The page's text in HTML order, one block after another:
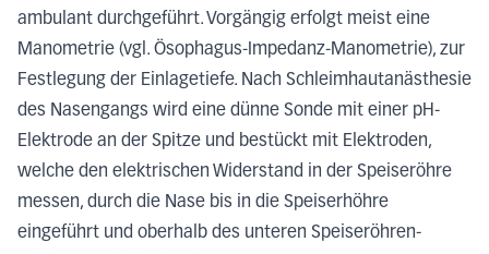
ambulant durchgeführt. Vorgängig erfolgt meist eine
Manometrie (vgl. Ösophagus-Impedanz-Manometrie), zur
Festlegung der Einlagetiefe. Nach Schleimhautanästhesie
des Nasengangs wird eine dünne Sonde mit einer pH-
Elektrode an der Spitze und bestückt mit Elektroden,
welche den elektrischen Widerstand in der Speiseröhre
messen, durch die Nase bis in die Speiserhöhre
eingeführt und oberhalb des unteren Speiseröhren-